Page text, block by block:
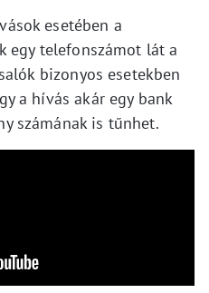
esetében a
egy telefonszámot lát a
bizonyos esetekben
a hívás akár egy bank
számának is tűnhet.